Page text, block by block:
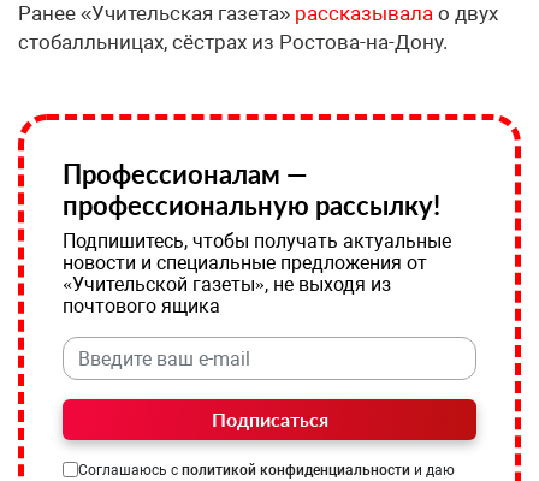
Ранее «Учительская газета» рассказывала о двух
стобалльницах, сёстрах из Ростова-на-Дону.
Профессионалам —
профессиональную рассылку!
Подпишитесь, чтобы получать актуальные
новости и специальные предложения от
«Учительской газеты», не выходя из
почтового ящика
Подписаться
Соглашаюсь с политикой конфиденциальности и даю